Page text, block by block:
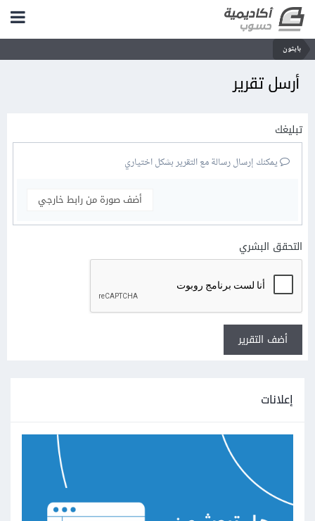
بايثون
أرسل تقرير
تبليغك
يمكنك إرسال رسالة مع التقرير بشكل اختياري
أضف صورة من رابط خارجي
التحقق البشري
أضف التقرير
إعلانات